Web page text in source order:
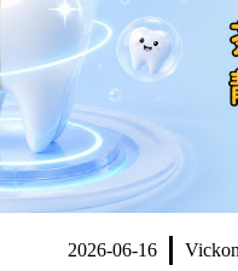
2026-06-16